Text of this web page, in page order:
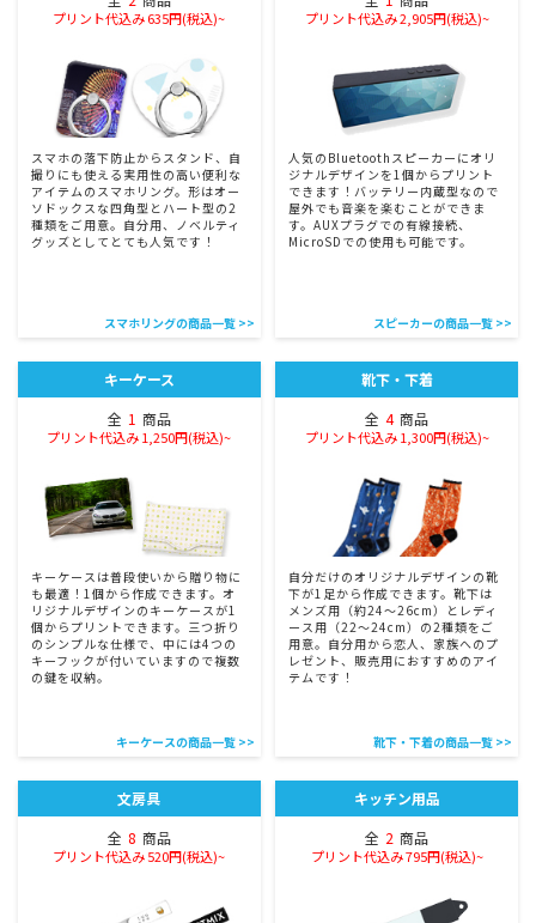
プリント代込み 635円(税込)~
スマホの落下防止からスタンド、自
撮りにも使える実用性の高い便利な
アイテムのスマホリング。形はオー
ソドックスな四角型とハート型の2
種類をご用意。自分用、ノベルティ
グッズとしてとても人気です！
スマホリングの商品一覧 >>
プリント代込み 2,905円(税込)~
人気のBluetoothスピーカーにオリ
ジナルデザインを1個からプリント
できます！バッテリー内蔵型なので
屋外でも音楽を楽むことができま
す。AUXプラグでの有線接続、
MicroSDでの使用も可能です。
スピーカーの商品一覧 >>
キーケース
全 1 商品
プリント代込み 1,250円(税込)~
キーケースは普段使いから贈り物に
も最適！1個から作成できます。オ
リジナルデザインのキーケースが1
個からプリントできます。三つ折り
のシンプルな仕様で、中には4つの
キーフックが付いていますので複数
の鍵を収納。
キーケースの商品一覧 >>
靴下・下着
全 4 商品
プリント代込み 1,300円(税込)~
自分だけのオリジナルデザインの靴
下が1足から作成できます。靴下は
メンズ用（約24〜26cm）とレディ
ース用（22〜24cm）の2種類をご
用意。自分用から恋人、家族へのプ
レゼント、販売用におすすめのアイ
テムです！
靴下・下着の商品一覧 >>
文房具
全 8 商品
プリント代込み 520円(税込)~
キッチン用品
全 2 商品
プリント代込み 795円(税込)~